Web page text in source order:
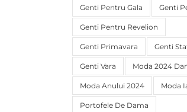
Genti Pentru Gala Genti
Genti Pentru Revelion
Genti Primavara Genti
Genti Vara Moda 2024
Moda Anului 2024 Moda
Portofele De Dama